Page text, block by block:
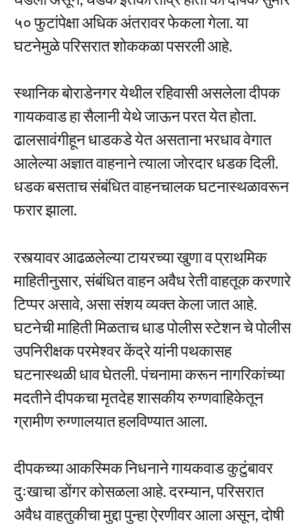
५० फुटांपेक्षा अधिक अंतरावर फेकला गेला. या
घटनेमुळे परिसरात शोककळा पसरली आहे.
स्थानिक बोराडेनगर येथील रहिवासी असलेला दीपक
गायकवाड हा सैलानी येथे जाऊन परत येत होता.
ढालसावंगीहून धाडकडे येत असताना भरधाव वेगात
आलेल्या अज्ञात वाहनाने त्याला जोरदार धडक दिली.
धडक बसताच संबंधित वाहनचालक घटनास्थळावरून
फरार झाला.
रस्त्यावर आढळलेल्या टायरच्या खुणा व प्राथमिक
माहितीनुसार, संबंधित वाहन अवैध रेती वाहतूक करणारे
टिप्पर असावे, असा संशय व्यक्त केला जात आहे.
घटनेची माहिती मिळताच धाड पोलीस स्टेशन चे पोलीस
उपनिरीक्षक परमेश्वर केंद्रे यांनी पथकासह
घटनास्थळी धाव घेतली. पंचनामा करून नागरिकांच्या
मदतीने दीपकचा मृतदेह शासकीय रुग्णवाहिकेतून
ग्रामीण रुग्णालयात हलविण्यात आला.
दीपकच्या आकस्मिक निधनाने गायकवाड कुटुंबावर
दुःखाचा डोंगर कोसळला आहे. दरम्यान, परिसरात
अवैध वाहतुकीचा मुद्दा पुन्हा ऐरणीवर आला असून, दोषी